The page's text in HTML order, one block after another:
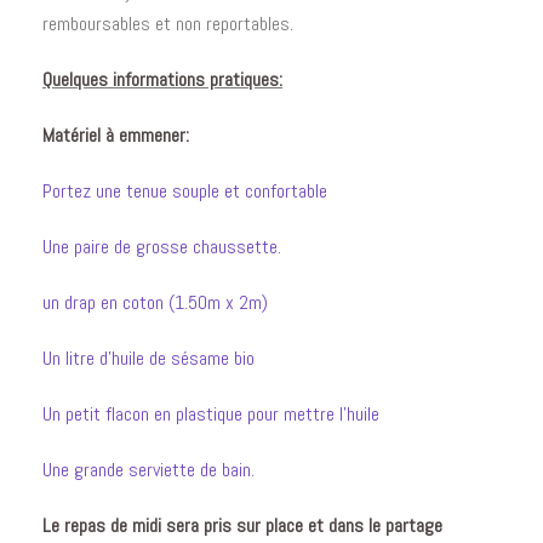
remboursables et non reportables.
Quelques informations pratiques:
Matériel à emmener:
Portez une tenue souple et confortable
Une paire de grosse chaussette.
un drap en coton (1.50m x 2m)
Un litre d’huile de sésame bio
Un petit flacon en plastique pour mettre l’huile
Une grande serviette de bain.
Le repas de midi sera pris sur place et dans le partage